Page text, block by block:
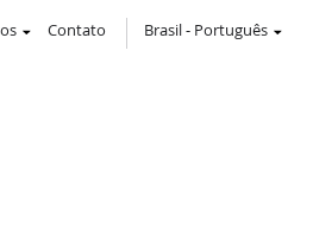
Contato Brasil- Português